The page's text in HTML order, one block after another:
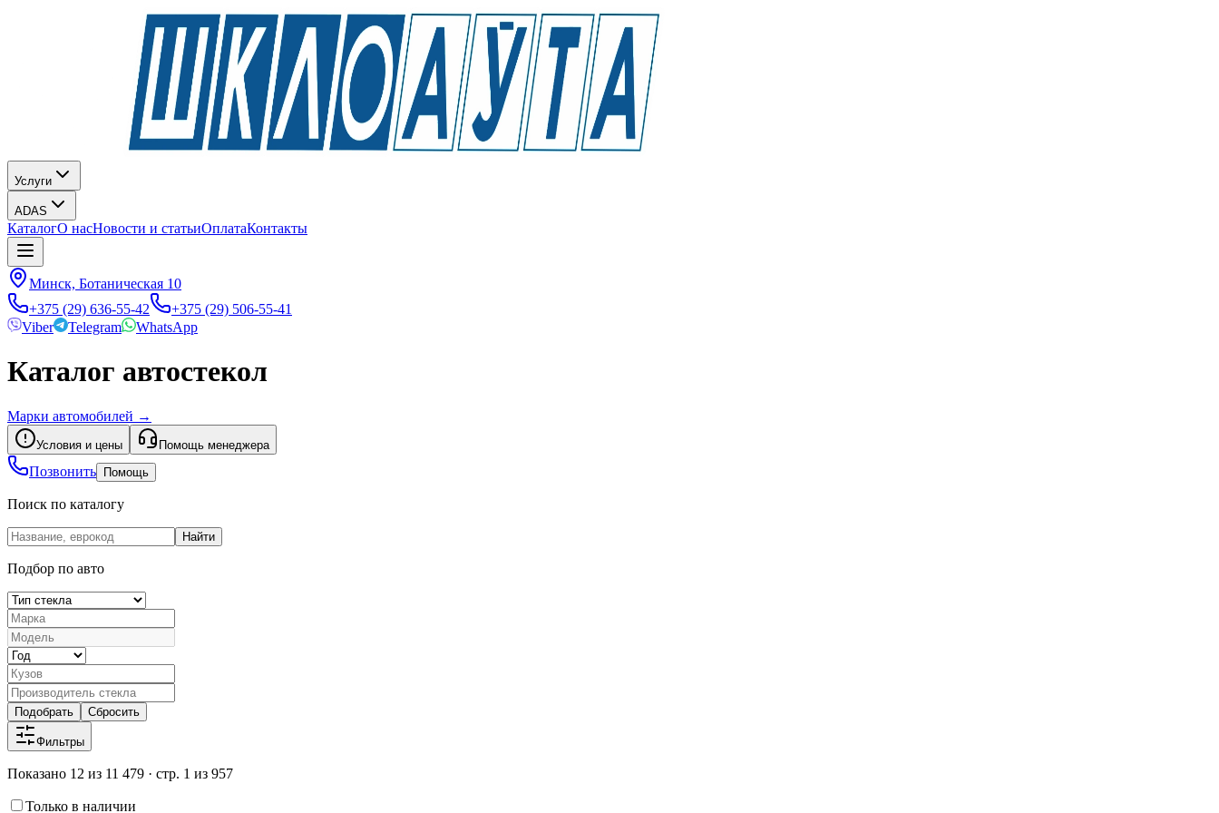
Услуги
ADAS
КаталогО насНовости и статьиОплатаКонтакты
Минск, Ботаническая 10
+375 (29) 636-55-42
+375 (29) 506-55-41
Viber
Telegram WhatsApp
Каталог автостекол
Марки автомобилей →
Условия и цены Помощь менеджера
Позвонить Помощь
Поиск по каталогу
Найти
Подбор по авто
Подобрать Сбросить
Фильтры
Показано 12 из 11 479 · стр. 1 из 957
Только в наличии